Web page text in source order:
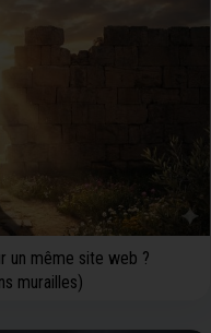
un même site web ?
murailles)